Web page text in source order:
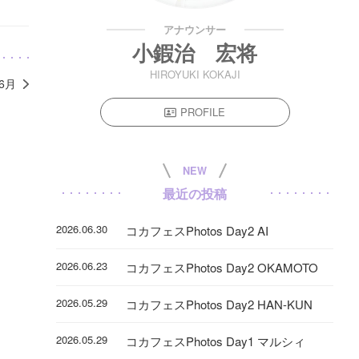
月
アナウンサー
小鍜治 宏将
HIROYUKI KOKAJI
PROFILE
NEW
最近の投稿
2026.06.30 コカフェスPhotos Day2 AI
2026.06.23 コカフェスPhotos Day2 OKAMOTO
2026.05.29 コカフェスPhotos Day2 HAN-KUN
2026.05.29 コカフェスPhotos Day1 マルシィ